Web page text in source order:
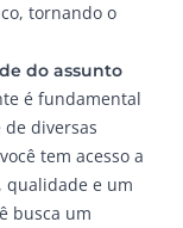
tornando o
do assunto
é fundamental
de diversas
tem acesso a
qualidade e um
busca um